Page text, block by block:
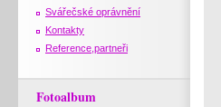
Svářečské oprávnění
Kontakty
Reference,partneři
Fotoalbum